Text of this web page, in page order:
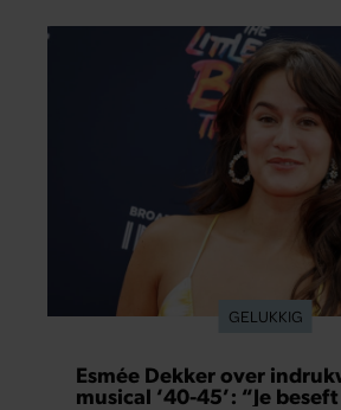
GELUKKIG
Esmée Dekker over
musical ‘40-45’: “Je